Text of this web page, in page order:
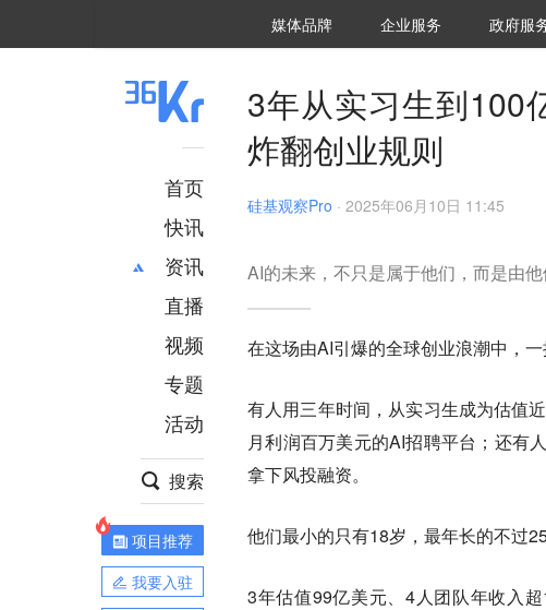
媒体品牌 36Kr研究院
企业服务 城市之窗
政府服
首页
快讯
资讯
推荐
财经
项目推荐
安徽
直播
视频
专题
活动
搜索
项目推荐
我要入驻
3年从实习生到100
炸翻创业规则
硅基观察Pro · 2025年06月10日 11:45
AI的未来，不只是属于他们，而是由
在这场由AI引爆的全球创业浪潮中，
有人用三年时间，从实习生成为估值
月利润百万美元的AI招聘平台；还有
拿下风投融资。
他们最小的只有18岁，最年长的不过
3年估值99亿美元、4人团队年收入